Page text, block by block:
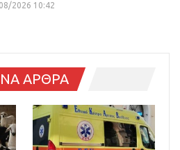
2026 10:42
ΑΡΘΡΑ